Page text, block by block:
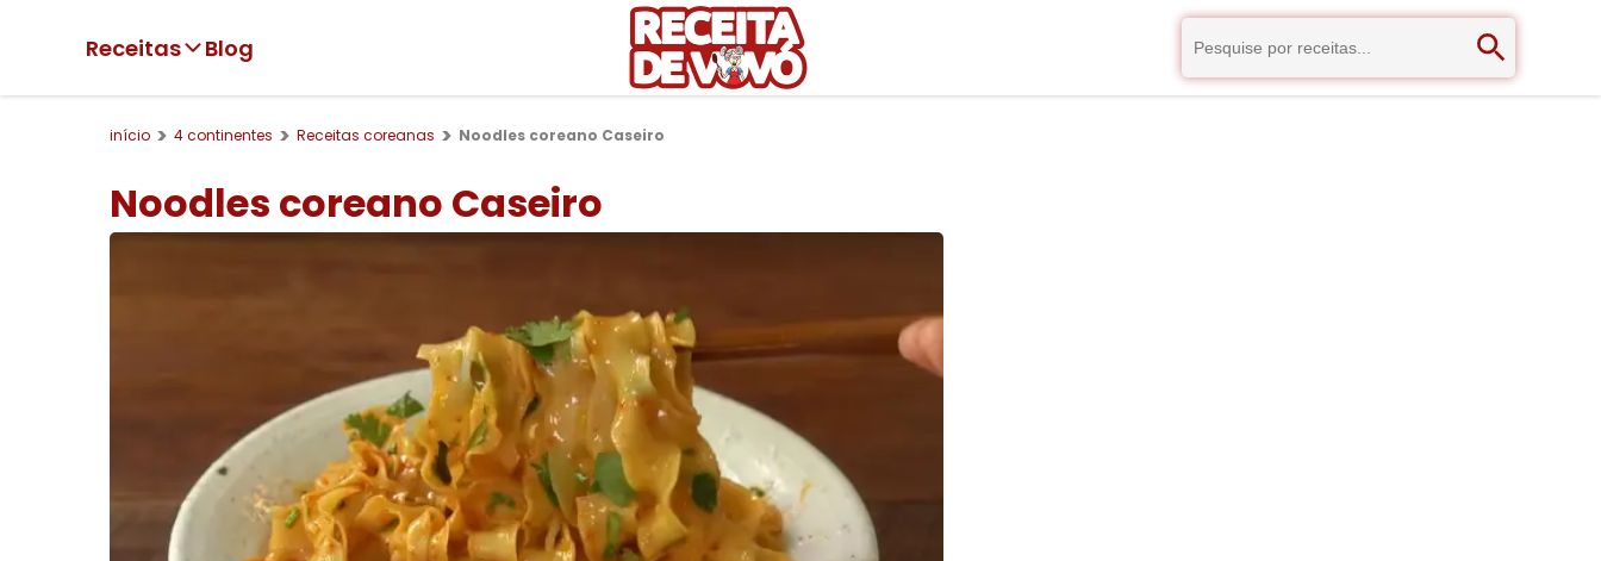
Receitas Blog
início 4 continentes Receitas coreanas Noodles coreano Caseiro
Noodles coreano Caseiro